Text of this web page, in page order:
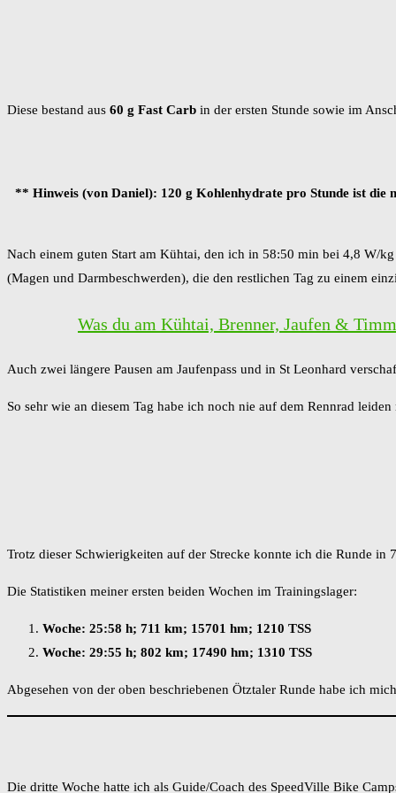
Diese bestand aus 60 g Fast Carb in der ersten Stunde sowie im
** Hinweis (von Daniel): 120 g Kohlenhydrate pro Stunde ist die
Nach einem guten Start am Kühtai, den ich in 58:50 min bei 4,8
(Magen und Darmbeschwerden), die den restlichen Tag zu einem
Was du am Kühtai, Brenner, Jaufen &
Auch zwei längere Pausen am Jaufenpass und in St Leonhard
So sehr wie an diesem Tag habe ich noch nie auf dem Rennrad
Trotz dieser Schwierigkeiten auf der Strecke konnte ich die Runde
Die Statistiken meiner ersten beiden Wochen im Trainingslager:
Woche: 25:58 h; 711 km; 15701 hm; 1210 TSS
Woche: 29:55 h; 802 km; 17490 hm; 1310 TSS
Abgesehen von der oben beschriebenen Ötztaler Runde habe ich
Die dritte Woche hatte ich als Guide/Coach des SpeedVille Bike